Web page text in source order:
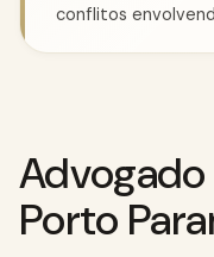
conflitos
Porto